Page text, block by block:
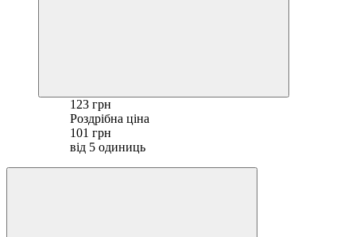
123 грн
Роздрібна ціна
101 грн
від 5 одиниць